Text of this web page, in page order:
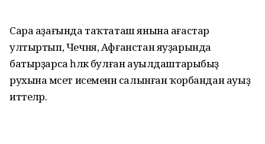
Сара аҙағында таҡтаташ янына ағастар
ултыртып, Чечня, Афғанстан яуҙарында
батырҙарса һәләк булған ауылдаштарыбыҙ
рухына мәсет исеменән салынған ҡорбандан ауыҙ
иттеләр.